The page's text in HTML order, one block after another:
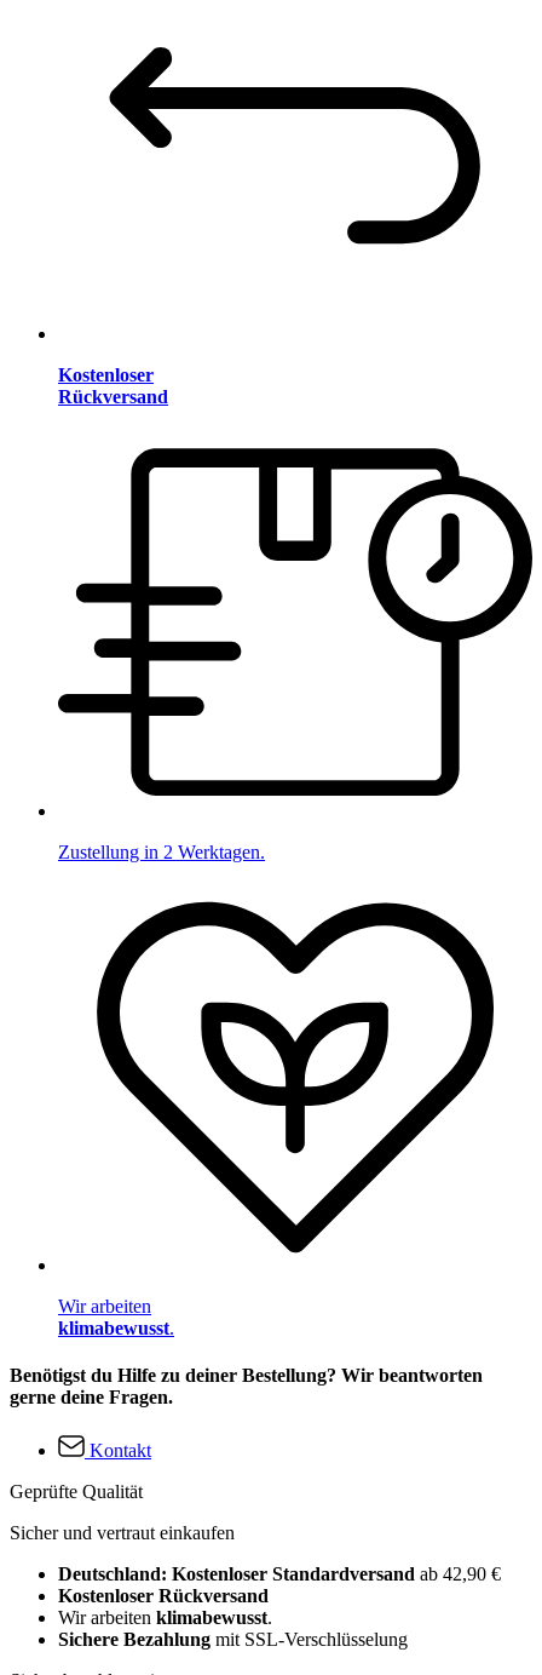
Kostenloser
Rückversand
Zustellung in 2 Werktagen.
Wir arbeiten
klimabewusst.
Benötigst du Hilfe zu deiner Bestellung? Wir beantworten
gerne deine Fragen.
Kontakt
Geprüfte Qualität
Sicher und vertraut einkaufen
Deutschland: Kostenloser Standardversand ab 42,90 €
Kostenloser Rückversand
Wir arbeiten klimabewusst.
Sichere Bezahlung mit SSL-Verschlüsselung